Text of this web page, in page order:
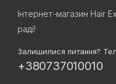
Інтернет-магазин Hair
раді!
Залишилися питання?
+380737010010